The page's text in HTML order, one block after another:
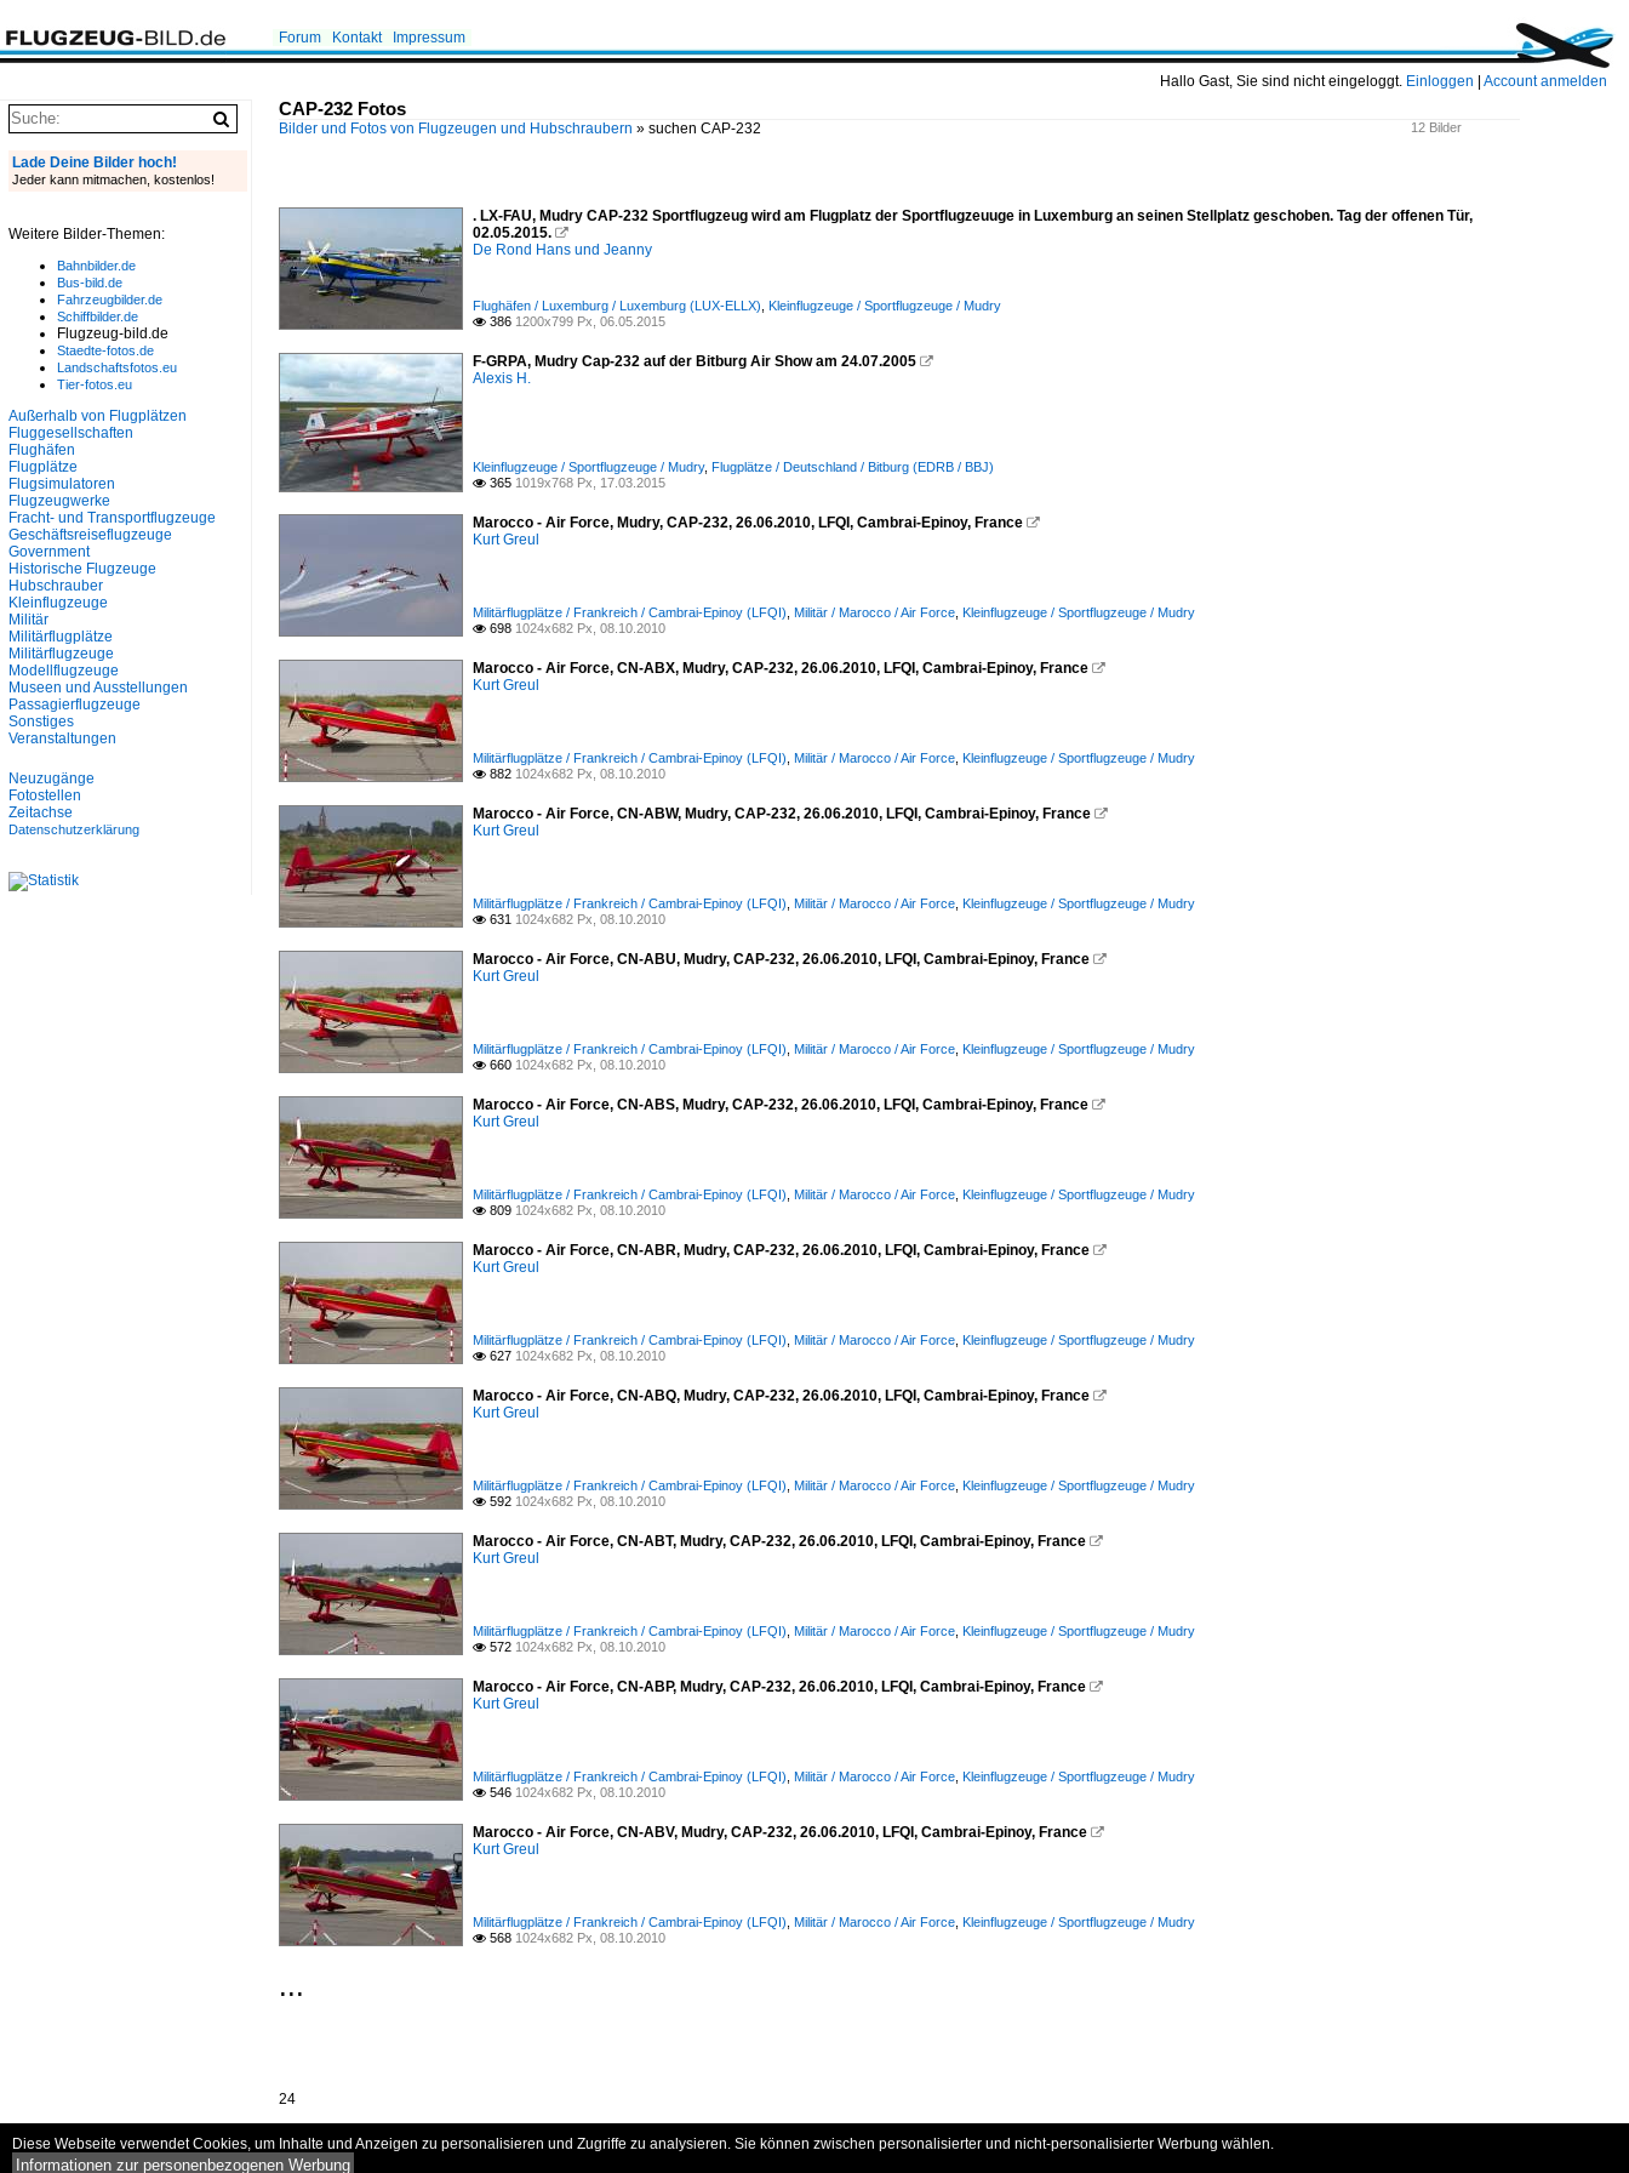
Hallo Gast, Sie sind nicht eingeloggt. Einloggen Account anmelden
Forum Kontakt Impressum
CAP-232 Fotos
12 Bilder
Bilder und Fotos von Flugzeugen und Hubschraubern » suchen CAP-232
. LX-FAU, Mudry CAP-232 Sportflugzeug wird am Flugplatz der Sportflugzeuuge in Luxemburg an seinen Stellplatz geschoben. Tag der offenen Tür,
02.05.2015. 
De Rond Hans und Jeanny
Flughäfen / Luxemburg / Luxemburg (LUX-ELLX) Kleinflugzeuge / Sportflugzeuge / Mudry
 386 1200x799 Px, 06.05.2015
F-GRPA, Mudry Cap-232 auf der Bitburg Air Show am 24.07.2005 
Alexis H.
Kleinflugzeuge / Sportflugzeuge / Mudry, Flugplätze / Deutschland / Bitburg (EDRB / BBJ)
 365 1019x768 Px, 17.03.2015
Marocco - Air Force, Mudry, CAP-232, 26.06.2010, LFQI, Cambrai-Epinoy, France 
Kurt Greul
Militärflugplätze / Frankreich / Cambrai-Epinoy (LFQI) Militär / Marocco / Air Force Kleinflugzeuge / Sportflugzeuge / Mudry
 698 1024x682 Px, 08.10.2010
Marocco - Air Force, CN-ABX, Mudry, CAP-232, 26.06.2010, LFQI, Cambrai-Epinoy, France 
Kurt Greul
Militärflugplätze / Frankreich / Cambrai-Epinoy (LFQI) Militär / Marocco / Air Force Kleinflugzeuge / Sportflugzeuge / Mudry
 882 1024x682 Px, 08.10.2010
Marocco - Air Force, CN-ABW, Mudry, CAP-232, 26.06.2010, LFQI, Cambrai-Epinoy, France 
Kurt Greul
Militärflugplätze / Frankreich / Cambrai-Epinoy (LFQI) Militär / Marocco / Air Force Kleinflugzeuge / Sportflugzeuge / Mudry
 631 1024x682 Px, 08.10.2010
Marocco - Air Force, CN-ABU, Mudry, CAP-232, 26.06.2010, LFQI, Cambrai-Epinoy, France 
Kurt Greul
Militärflugplätze / Frankreich / Cambrai-Epinoy (LFQI) Militär / Marocco / Air Force Kleinflugzeuge / Sportflugzeuge / Mudry
 660 1024x682 Px, 08.10.2010
Marocco - Air Force, CN-ABS, Mudry, CAP-232, 26.06.2010, LFQI, Cambrai-Epinoy, France 
Kurt Greul
Militärflugplätze / Frankreich / Cambrai-Epinoy (LFQI) Militär / Marocco / Air Force Kleinflugzeuge / Sportflugzeuge / Mudry
 809 1024x682 Px, 08.10.2010
Marocco - Air Force, CN-ABR, Mudry, CAP-232, 26.06.2010, LFQI, Cambrai-Epinoy, France 
Kurt Greul
Militärflugplätze / Frankreich / Cambrai-Epinoy (LFQI) Militär / Marocco / Air Force Kleinflugzeuge / Sportflugzeuge / Mudry
 627 1024x682 Px, 08.10.2010
Marocco - Air Force, CN-ABQ, Mudry, CAP-232, 26.06.2010, LFQI, Cambrai-Epinoy, France 
Kurt Greul
Militärflugplätze / Frankreich / Cambrai-Epinoy (LFQI) Militär / Marocco / Air Force Kleinflugzeuge / Sportflugzeuge / Mudry
 592 1024x682 Px, 08.10.2010
Marocco - Air Force, CN-ABT, Mudry, CAP-232, 26.06.2010, LFQI, Cambrai-Epinoy, France 
Kurt Greul
Militärflugplätze / Frankreich / Cambrai-Epinoy (LFQI) Militär / Marocco / Air Force Kleinflugzeuge / Sportflugzeuge / Mudry
 572 1024x682 Px, 08.10.2010
Marocco - Air Force, CN-ABP, Mudry, CAP-232, 26.06.2010, LFQI, Cambrai-Epinoy, France 
Kurt Greul
Militärflugplätze / Frankreich / Cambrai-Epinoy (LFQI) Militär / Marocco / Air Force Kleinflugzeuge / Sportflugzeuge / Mudry
 546 1024x682 Px, 08.10.2010
Marocco - Air Force, CN-ABV, Mudry, CAP-232, 26.06.2010, LFQI, Cambrai-Epinoy, France 
Kurt Greul
Militärflugplätze / Frankreich / Cambrai-Epinoy (LFQI) Militär / Marocco / Air Force Kleinflugzeuge / Sportflugzeuge / Mudry
 568 1024x682 Px, 08.10.2010
...
24
Lade Deine Bilder hoch!
Jeder kann mitmachen, kostenlos!
Weitere Bilder-Themen:
Bahnbilder.de
Bus-bild.de
Fahrzeugbilder.de
Schiffbilder.de
Flugzeug-bild.de
Staedte-fotos.de
Landschaftsfotos.eu
Tier-fotos.eu
Außerhalb von Flugplätzen
Fluggesellschaften
Flughäfen
Flugplätze
Flugsimulatoren
Flugzeugwerke
Fracht- und Transportflugzeuge
Geschäftsreiseflugzeuge
Government
Historische Flugzeuge
Hubschrauber
Kleinflugzeuge
Militär
Militärflugplätze
Militärflugzeuge
Modellflugzeuge
Museen und Ausstellungen
Passagierflugzeuge
Sonstiges
Veranstaltungen
Neuzugänge
Fotostellen
Zeitachse
Datenschutzerklärung
Diese Webseite verwendet Cookies, um Inhalte und Anzeigen zu personalisieren und Zugriffe zu analysieren. Sie können zwischen personalisierter und nicht-personalisierter Werbung wählen.
Informationen zur personenbezogenen Werbung